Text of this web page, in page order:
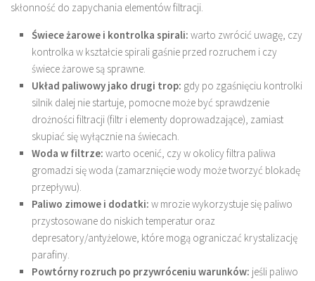
skłonność do zapychania elementów filtracji.
Świece żarowe i kontrolka spirali: warto zwrócić uwagę, czy
kontrolka w kształcie spirali gaśnie przed rozruchem i czy
świece żarowe są sprawne.
Układ paliwowy jako drugi trop: gdy po zgaśnięciu kontrolki
silnik dalej nie startuje, pomocne może być sprawdzenie
drożności filtracji (filtr i elementy doprowadzające), zamiast
skupiać się wyłącznie na świecach.
Woda w filtrze: warto ocenić, czy w okolicy filtra paliwa
gromadzi się woda (zamarznięcie wody może tworzyć blokadę
przepływu).
Paliwo zimowe i dodatki: w mrozie wykorzystuje się paliwo
przystosowane do niskich temperatur oraz
depresatory/antyżelowe, które mogą ograniczać krystalizację
parafiny.
Powtórny rozruch po przywróceniu warunków: jeśli paliwo